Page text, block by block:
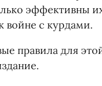
эффективны
войне с курдами.
правила для